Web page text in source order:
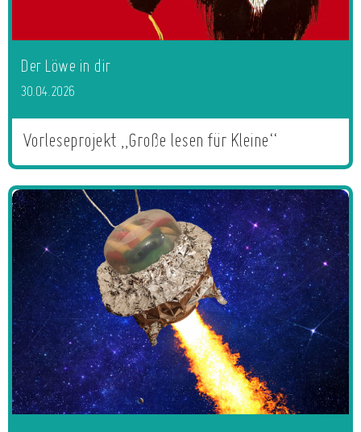
Der Löwe in dir
30.04.2026
Vorleseprojekt „Große lesen für Kleine“